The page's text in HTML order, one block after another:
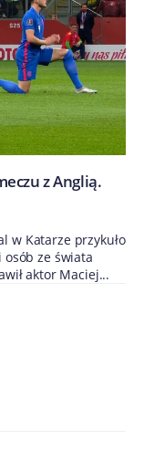
z Anglią.
w Katarze przykuło
ze świata
aktor Maciej...